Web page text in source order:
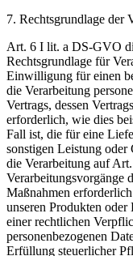
7. Rechtsgrundlage der
Art. 6 I lit. a DS-GVO
Rechtsgrundlage für
Einwilligung für einen
die Verarbeitung
Vertrags, dessen
erforderlich, wie dies
Fall ist, die für eine
sonstigen Leistung oder
die Verarbeitung auf
Verarbeitungsvorgänge
Maßnahmen
unseren Produkten
einer rechtlichen
personenbezogenen
Erfüllung steuerlicher